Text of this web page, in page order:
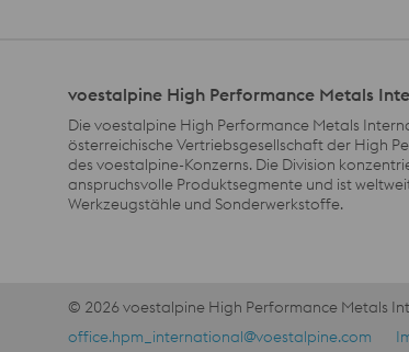
voestalpine High Performance Metals
Die voestalpine High Performance Metals
österreichische Vertriebsgesellschaft der High
des voestalpine-Konzerns. Die Division
anspruchsvolle Produktsegmente und ist
Werkzeugstähle und Sonderwerkstoffe.
meta footer DE AT Navigation
© 2026 voestalpine High Performance Metals
office.hpm_international@voestalpine.com